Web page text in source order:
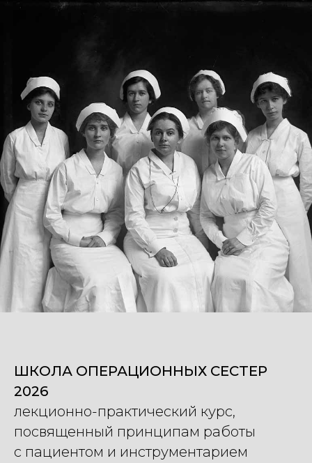
ШКОЛА ОПЕРАЦИОННЫХ СЕСТЕР
2026
лекционно-практический курс,
посвященный принципам работы
с пациентом и инструментарием